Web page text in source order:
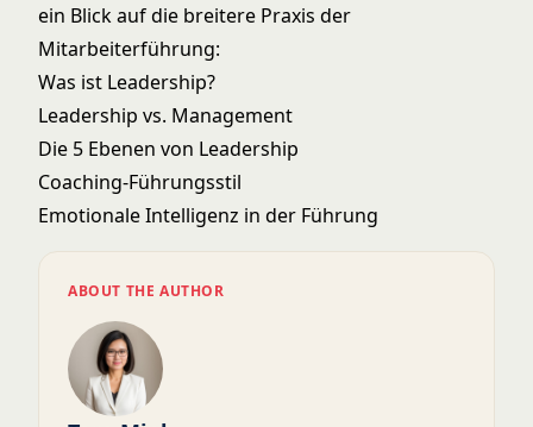
ein Blick auf die breitere Praxis der
Mitarbeiterführung:
Was ist Leadership?
Leadership vs. Management
Die 5 Ebenen von Leadership
Coaching-Führungsstil
Emotionale Intelligenz in der Führung
ABOUT THE AUTHOR